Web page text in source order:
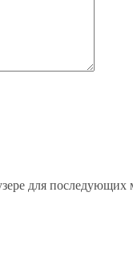
для